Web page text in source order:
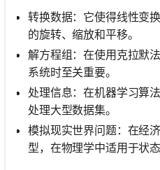
转换数据：它使得线性变
的旋转、缩放和平移。
解方程组：在使用克拉默
系统时至关重要。
处理信息：在机器学习算
处理大型数据集。
模拟现实世界问题：在经
型，在物理学中适用于状态